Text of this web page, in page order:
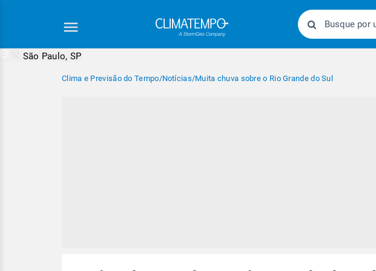
São Paulo, SP
Clima e Previsão do Tempo/Notícias/Muita chuva sobre o Rio Grande do Sul